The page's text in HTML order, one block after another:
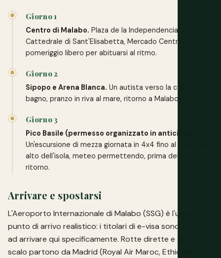
Giorno 1
Centro di Malabo. Plaza de la Independencia, la
Cattedrale di Sant'Elisabetta, Mercado Central, un
pomeriggio libero per abituarsi al ritmo.
Giorno 2
Sipopo e Arena Blanca. Un autista verso la costa, un
bagno, pranzo in riva al mare, ritorno a Malabo per cena.
Giorno 3
Pico Basile (permesso organizzato in anticipo).
Un'escursione di mezza giornata in 4x4 fino al punto più
alto dell'isola, meteo permettendo, prima del volo di
ritorno.
Arrivare e spostarsi
L'Aeroporto Internazionale di Malabo (SSG) è l'unico
punto di arrivo realistico: i titolari di e-visa sono tenuti
ad arrivare qui specificamente. Rotte dirette e con uno
scalo partono da Madrid (Royal Air Maroc, Ethiopian